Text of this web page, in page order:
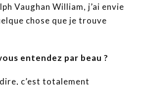
Vaughan William, j’ai envie
chose que je trouve
entendez par beau ?
c’est totalement